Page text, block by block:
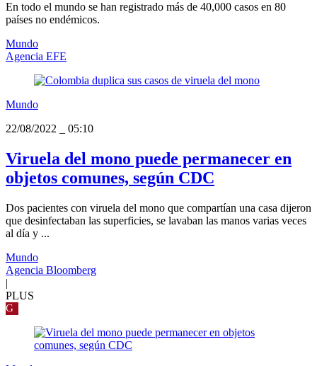
En todo el mundo se han registrado más de 40,000 casos en 80
países no endémicos.
Mundo
Agencia EFE
Mundo
22/08/2022
05:10
Viruela del mono puede permanecer en
objetos comunes, según CDC
Dos pacientes con viruela del mono que compartían una casa dijeron
que desinfectaban las superficies, se lavaban las manos varias veces
al día y ...
Mundo
Agencia Bloomberg
|
PLUS
G